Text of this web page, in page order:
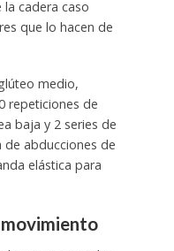
cadera caso
que lo hacen de
medio,
repeticiones de
baja y 2 series de
de abducciones de
elástica para